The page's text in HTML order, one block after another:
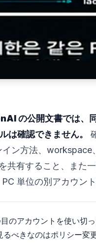
の公開文書では、
は確認できません。
ン方法、
共有すること、また
単位の別アカウン
のアカウントを使い切
るべきなのはポリシー